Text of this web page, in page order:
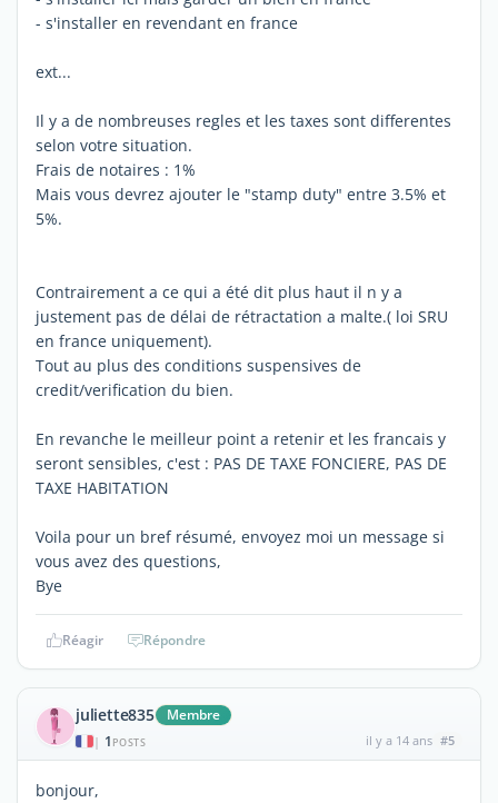
- s'installer en revendant en france
ext...
Il y a de nombreuses regles et les taxes sont differentes
selon votre situation.
Frais de notaires : 1%
Mais vous devrez ajouter le "stamp duty" entre 3.5% et
5%.
Contrairement a ce qui a été dit plus haut il n y a
justement pas de délai de rétractation a malte.( loi SRU
en france uniquement).
Tout au plus des conditions suspensives de
credit/verification du bien.
En revanche le meilleur point a retenir et les francais y
seront sensibles, c'est : PAS DE TAXE FONCIERE, PAS DE
TAXE HABITATION
Voila pour un bref résumé, envoyez moi un message si
vous avez des questions,
Bye
Réagir Répondre
juliette835 Membre
| 1 POSTS il y a 14 ans #5
bonjour,